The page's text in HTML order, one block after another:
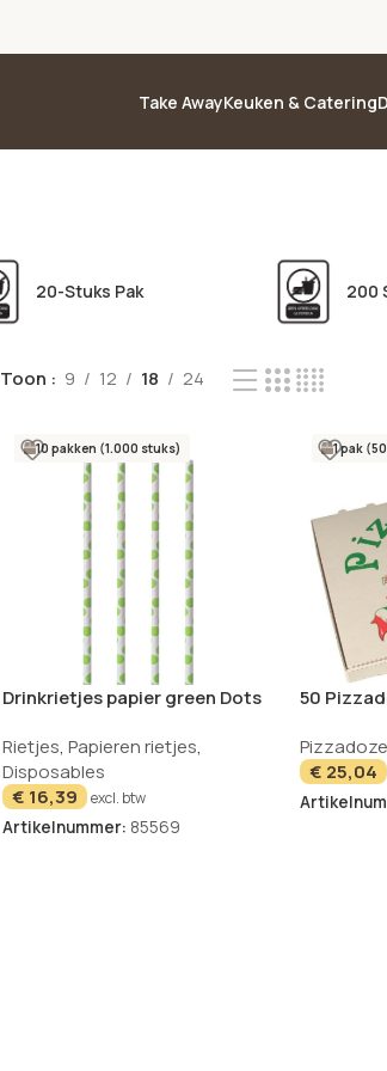
Take AwayKeuken & Catering
20-Stuks Pak 200
Toon 9 12 18 24
10 pakken (1.000 stuks)
Drinkrietjes papier green Dots
Rietjes, Papieren rietjes,
Disposables
€ 16,39 excl. btw
Artikelnummer: 85569
1 pak
50
€ 25,04